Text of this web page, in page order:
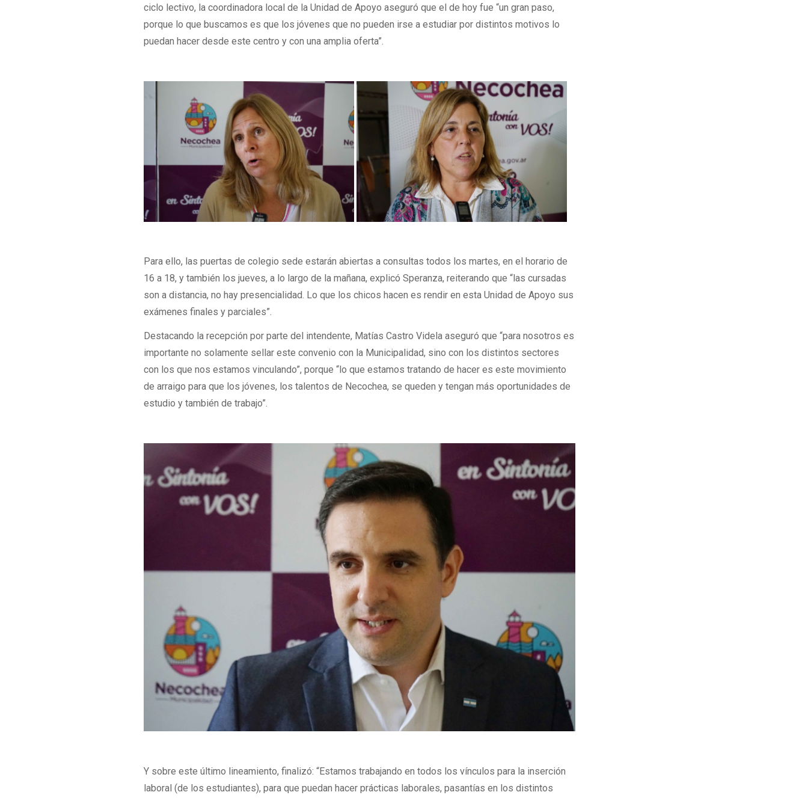
ciclo lectivo, la coordinadora local de la Unidad de Apoyo aseguró que el de hoy fue “un gran paso,
porque lo que buscamos es que los jóvenes que no pueden irse a estudiar por distintos motivos lo
puedan hacer desde este centro y con una amplia oferta”.
Para ello, las puertas de colegio sede estarán abiertas a consultas todos los martes, en el horario de
16 a 18, y también los jueves, a lo largo de la mañana, explicó Speranza, reiterando que “las cursadas
son a distancia, no hay presencialidad. Lo que los chicos hacen es rendir en esta Unidad de Apoyo sus
exámenes finales y parciales”.
Destacando la recepción por parte del intendente, Matías Castro Videla aseguró que “para nosotros es
importante no solamente sellar este convenio con la Municipalidad, sino con los distintos sectores
con los que nos estamos vinculando”, porque “lo que estamos tratando de hacer es este movimiento
de arraigo para que los jóvenes, los talentos de Necochea, se queden y tengan más oportunidades de
estudio y también de trabajo”.
Y sobre este último lineamiento, finalizó: “Estamos trabajando en todos los vínculos para la inserción
laboral (de los estudiantes), para que puedan hacer prácticas laborales, pasantías en los distintos